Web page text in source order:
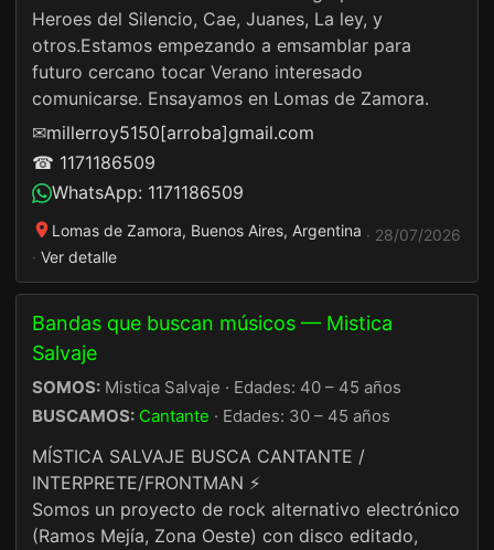
Heroes del Silencio, Cae, Juanes, La ley, y
otros.Estamos empezando a emsamblar para
futuro cercano tocar Verano interesado
comunicarse. Ensayamos en Lomas de Zamora.
✉millerroy5150[arroba]gmail.com
☎ 1171186509
WhatsApp: 1171186509
Lomas de Zamora, Buenos Aires, Argentina · 28/07/2026
· Ver detalle
Bandas que buscan músicos — Mistica
Salvaje
SOMOS: Mistica Salvaje · Edades: 40 – 45 años
BUSCAMOS: Cantante · Edades: 30 – 45 años
MÍSTICA SALVAJE BUSCA CANTANTE /
INTERPRETE/FRONTMAN ⚡
Somos un proyecto de rock alternativo electrónico
(Ramos Mejía, Zona Oeste) con disco editado,